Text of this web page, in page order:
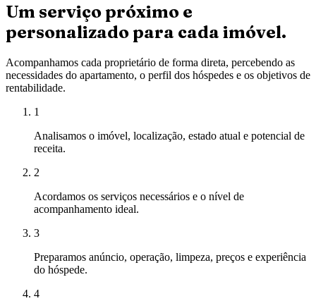
Um serviço próximo e
personalizado para cada imóvel.
Acompanhamos cada proprietário de forma direta, percebendo as
necessidades do apartamento, o perfil dos hóspedes e os objetivos de
rentabilidade.
1
Analisamos o imóvel, localização, estado atual e potencial de
receita.
2
Acordamos os serviços necessários e o nível de
acompanhamento ideal.
3
Preparamos anúncio, operação, limpeza, preços e experiência
do hóspede.
4